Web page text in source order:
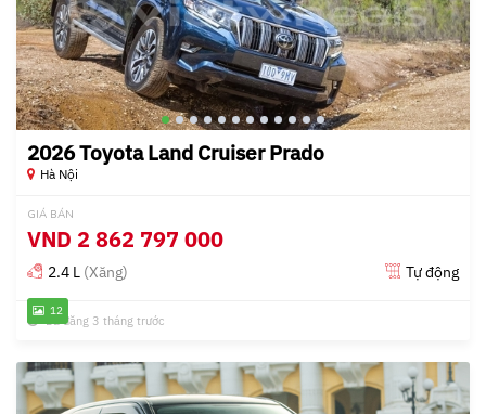
12
2026 Toyota Land Cruiser Prado
Hà Nội
GIÁ BÁN
VND 2 862 797 000
2.4 L (Xăng) Tự động
Đã đăng 3 tháng trước